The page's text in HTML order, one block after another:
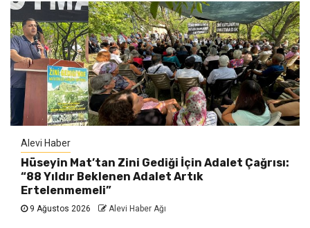
Alevi Haber
Hüseyin Mat’tan Zini Gediği İçin Adalet Çağrısı:
“88 Yıldır Beklenen Adalet Artık
Ertelenmemeli”
9 Ağustos 2026 Alevi Haber Ağı